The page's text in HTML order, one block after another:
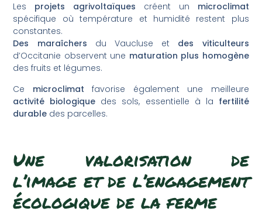
Les projets agrivoltaïques créent un microclimat
spécifique où température et humidité restent plus
constantes.
Des maraîchers du Vaucluse et des viticulteurs
d’Occitanie observent une maturation plus homogène
des fruits et légumes.
Ce microclimat favorise également une meilleure
activité biologique des sols, essentielle à la fertilité
durable des parcelles.
Une valorisation de
l’image et de l’engagement
écologique de la ferme